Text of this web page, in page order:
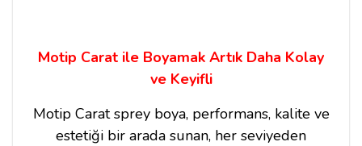
Motip Carat ile Boyamak Artık Daha Kolay
ve Keyifli
Motip Carat sprey boya, performans, kalite ve
estetiği bir arada sunan, her seviyeden